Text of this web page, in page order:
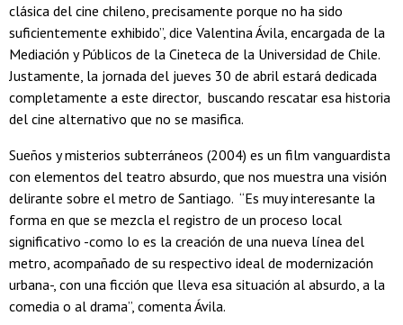
clásica del cine chileno, precisamente porque no ha sido
suficientemente exhibido”, dice Valentina Ávila, encargada de la
Mediación y Públicos de la Cineteca de la Universidad de Chile.
Justamente, la jornada del jueves 30 de abril estará dedicada
completamente a este director, buscando rescatar esa historia
del cine alternativo que no se masifica.
Sueños y misterios subterráneos (2004) es un film vanguardista
con elementos del teatro absurdo, que nos muestra una visión
delirante sobre el metro de Santiago. “Es muy interesante la
forma en que se mezcla el registro de un proceso local
significativo -como lo es la creación de una nueva línea del
metro, acompañado de su respectivo ideal de modernización
urbana-, con una ficción que lleva esa situación al absurdo, a la
comedia o al drama”, comenta Ávila.